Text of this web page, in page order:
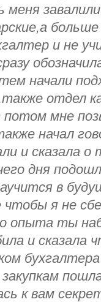
и не
начали
отдел
мне
начал
и сказала о
дня
в
чтобы я не
опыта ты
и сказала
к вам